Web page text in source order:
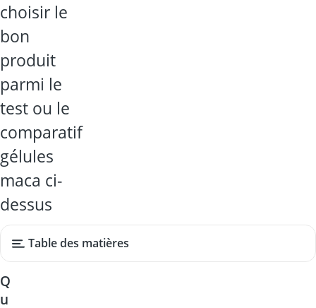
choisir le
bon
produit
parmi le
test ou le
comparatif
gélules
maca ci-
dessus
Table des matières
Q
u